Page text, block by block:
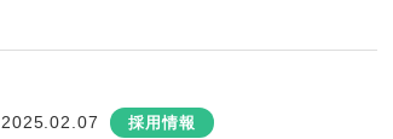
2025.02.07 採用情報